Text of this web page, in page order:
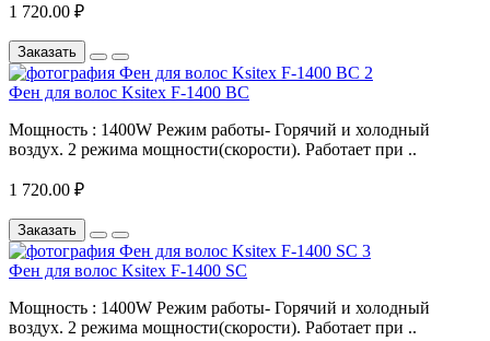
1 720.00 ₽
Заказать
Фен для волос Ksitex F-1400 BC
Мощность : 1400W Режим работы- Горячий и холодный
воздух. 2 режима мощности(скорости). Работает при ..
1 720.00 ₽
Заказать
Фен для волос Ksitex F-1400 SC
Мощность : 1400W Режим работы- Горячий и холодный
воздух. 2 режима мощности(скорости). Работает при ..